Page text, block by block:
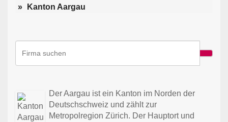
Kanton Aargau
Der Aargau ist ein Kanton im Norden der
Deutschschweiz und zählt zur
Metropolregion Zürich. Der Hauptort und